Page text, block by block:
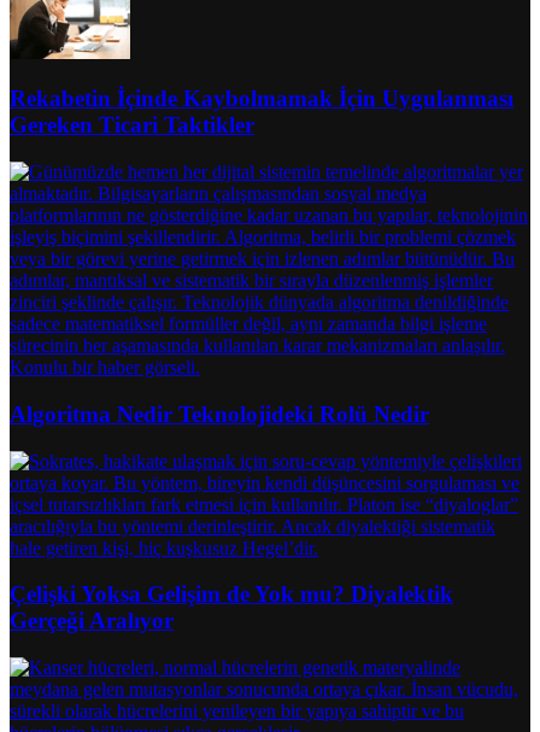
Rekabetin İçinde Kaybolmamak İçin Uygulanması
Gereken Ticari Taktikler
Algoritma Nedir Teknolojideki Rolü Nedir
Çelişki Yoksa Gelişim de Yok mu? Diyalektik
Gerçeği Aralıyor